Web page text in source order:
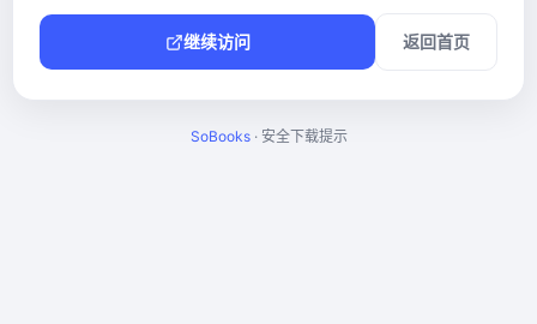
继续访问 返回首页
SoBooks· 安全下载提示